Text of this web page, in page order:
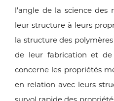
l'angle de la science des
leur structure à leurs
la structure des
de leur fabrication et
concerne les propriétés
en relation avec leurs